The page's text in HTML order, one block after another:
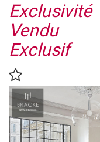
Exclusivité
Vendu
Exclusif